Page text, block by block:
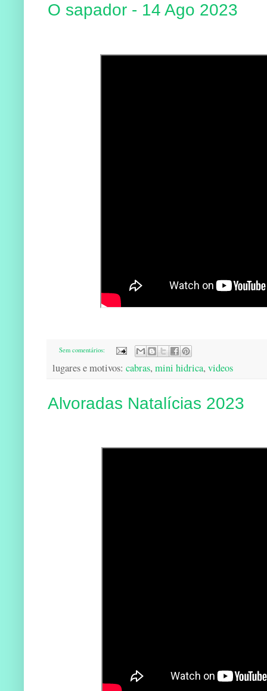
O sapador - 14 Ago 2023
Sem comentários:
lugares e motivos: cabras, mini hidrica, videos
Alvoradas Natalícias 2023